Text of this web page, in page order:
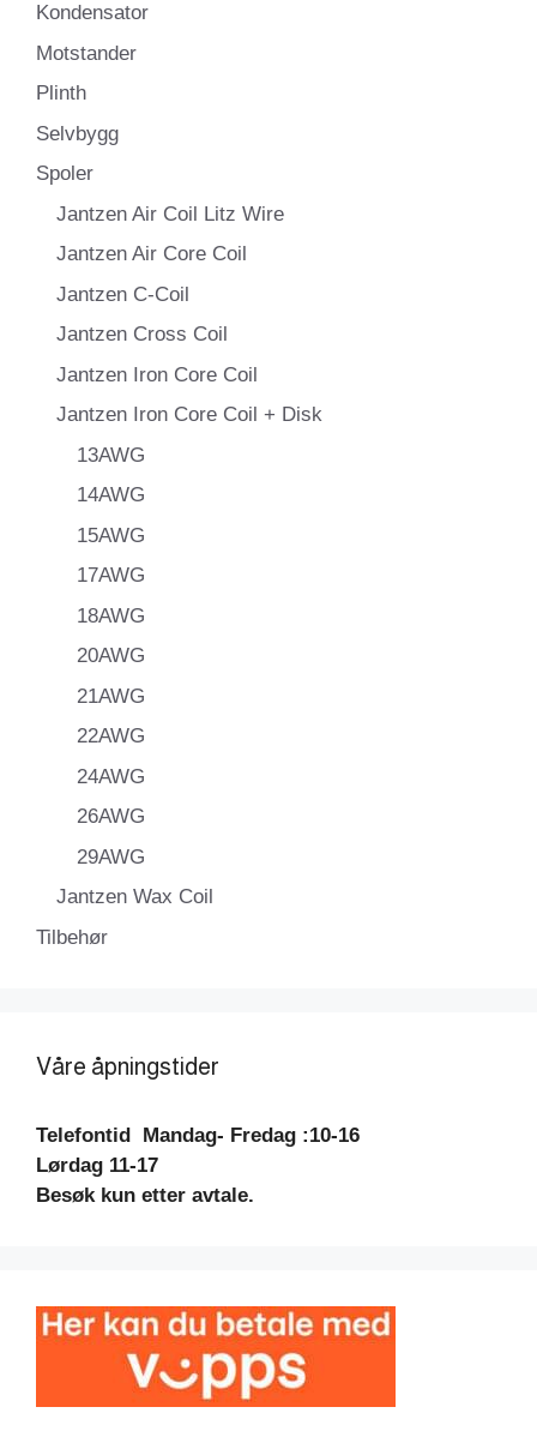
Kondensator
Motstander
Plinth
Selvbygg
Spoler
Jantzen Air Coil Litz Wire
Jantzen Air Core Coil
Jantzen C-Coil
Jantzen Cross Coil
Jantzen Iron Core Coil
Jantzen Iron Core Coil + Disk
13AWG
14AWG
15AWG
17AWG
18AWG
20AWG
21AWG
22AWG
24AWG
26AWG
29AWG
Jantzen Wax Coil
Tilbehør
Våre åpningstider
Telefontid Mandag- Fredag :10-16
Lørdag 11-17
Besøk kun etter avtale.